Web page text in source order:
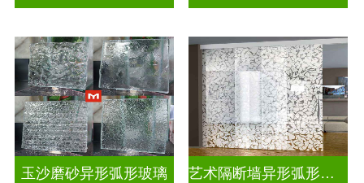
玉沙磨砂异形弧形玻璃 艺术隔断墙异形弧形玻璃